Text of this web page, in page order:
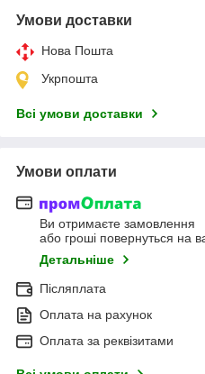
Умови доставки
Нова Пошта
Укрпошта
Всі умови доставки
Умови оплати
Ви отримаєте замовлення
або гроші повернуться на
Детальніше
Післяплата
Оплата на рахунок
Оплата за реквізитами